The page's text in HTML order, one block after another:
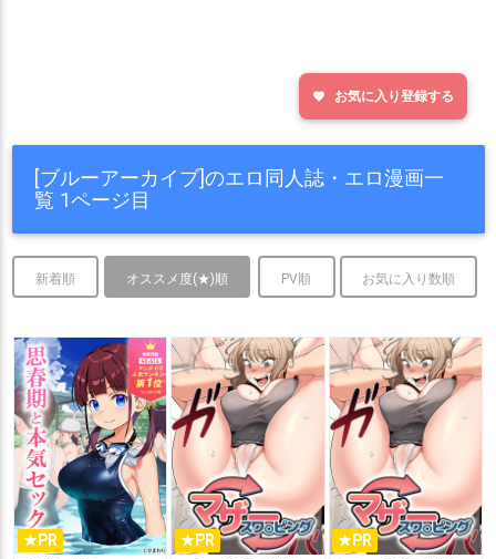
favorite お気に入り登録する
[ブルーアーカイブ]のエロ同人誌・エロ漫画一
覧 1ページ目
新着順 オススメ度(★)順 PV順 お気に入り数順
★PR ★PR ★PR